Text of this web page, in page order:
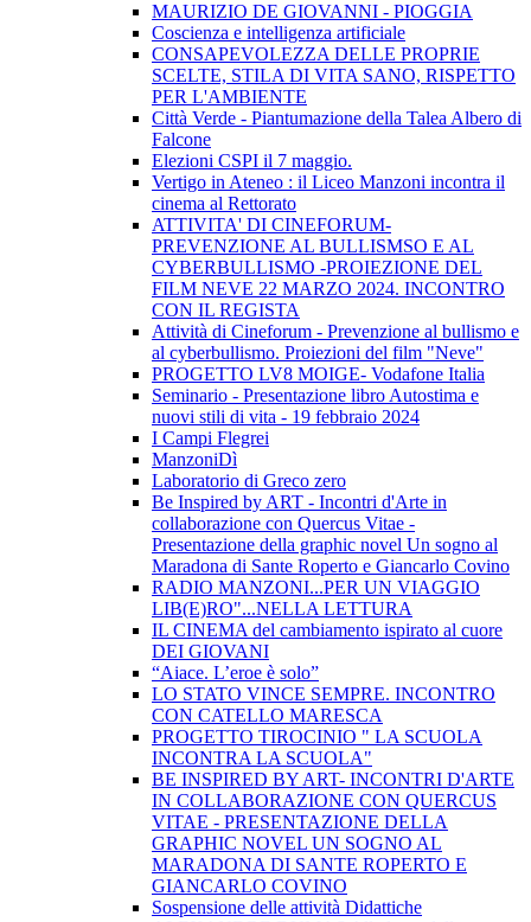
MAURIZIO DE GIOVANNI - PIOGGIA
Coscienza e intelligenza artificiale
CONSAPEVOLEZZA DELLE PROPRIE
SCELTE, STILA DI VITA SANO, RISPETTO
PER L'AMBIENTE
Città Verde - Piantumazione della Talea Albero di
Falcone
Elezioni CSPI il 7 maggio.
Vertigo in Ateneo : il Liceo Manzoni incontra il
cinema al Rettorato
ATTIVITA' DI CINEFORUM-
PREVENZIONE AL BULLISMSO E AL
CYBERBULLISMO -PROIEZIONE DEL
FILM NEVE 22 MARZO 2024. INCONTRO
CON IL REGISTA
Attività di Cineforum - Prevenzione al bullismo e
al cyberbullismo. Proiezioni del film "Neve"
PROGETTO LV8 MOIGE- Vodafone Italia
Seminario - Presentazione libro Autostima e
nuovi stili di vita - 19 febbraio 2024
I Campi Flegrei
ManzoniDì
Laboratorio di Greco zero
Be Inspired by ART - Incontri d'Arte in
collaborazione con Quercus Vitae -
Presentazione della graphic novel Un sogno al
Maradona di Sante Roperto e Giancarlo Covino
RADIO MANZONI...PER UN VIAGGIO
LIB(E)RO"...NELLA LETTURA
IL CINEMA del cambiamento ispirato al cuore
DEI GIOVANI
“Aiace. L’eroe è solo”
LO STATO VINCE SEMPRE. INCONTRO
CON CATELLO MARESCA
PROGETTO TIROCINIO " LA SCUOLA
INCONTRA LA SCUOLA"
BE INSPIRED BY ART- INCONTRI D'ARTE
IN COLLABORAZIONE CON QUERCUS
VITAE - PRESENTAZIONE DELLA
GRAPHIC NOVEL UN SOGNO AL
MARADONA DI SANTE ROPERTO E
GIANCARLO COVINO
Sospensione delle attività Didattiche